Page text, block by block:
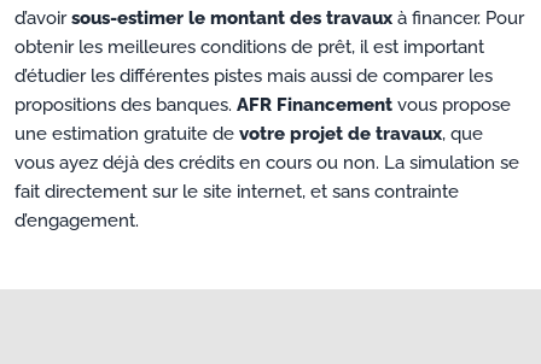
d’avoirsous-estimer le montant des travaux à financer. Pour
obtenir les meilleures conditions de prêt, il est important
d’étudier les différentes pistes mais aussi de comparer les
propositions des banques. AFR Financement vous propose
une estimation gratuite de votre projet de travaux, que
vous ayez déjà des crédits en cours ou non. La simulation se
fait directement sur le site internet, et sans contrainte
d’engagement.